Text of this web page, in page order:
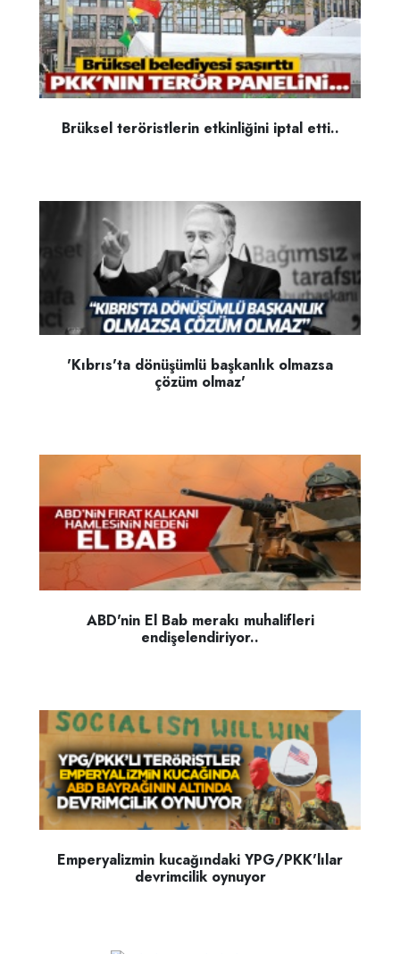
Brüksel teröristlerin etkinliğini iptal etti..
'Kıbrıs'ta dönüşümlü başkanlık olmazsa
çözüm olmaz'
ABD'nin El Bab merakı muhalifleri
endişelendiriyor..
Emperyalizmin kucağındaki YPG/PKK'lılar
devrimcilik oynuyor